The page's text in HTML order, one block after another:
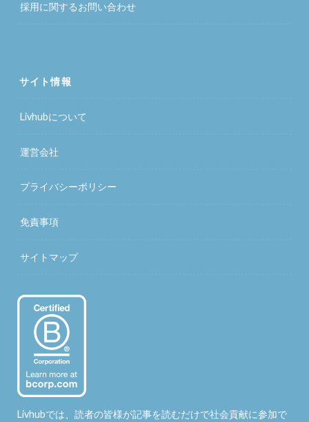
採用に関するお問い合わせ
サイト情報
Livhubについて
運営会社
プライバシーポリシー
免責事項
サイトマップ
Livhubでは、読者の皆様が記事を読むだけで社会貢献に参加で